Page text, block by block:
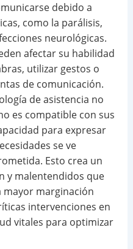
debido a
como la parálisis,
neurológicas.
afectar su habilidad
utilizar gestos o
de comunicación.
de asistencia no
es compatible con sus
para expresar
se ve
Esto crea un
y malentendidos que
mayor marginación
intervenciones en
vitales para optimizar